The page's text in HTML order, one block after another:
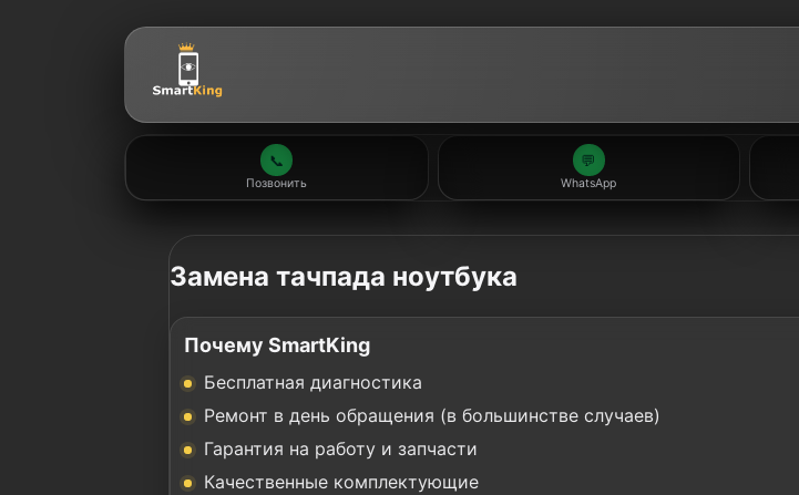
📞
Позвонить
💬
WhatsApp
Замена тачпада ноутбука
Почему SmartKing
Бесплатная диагностика
Ремонт в день обращения (в большинстве случаев)
Гарантия на работу и запчасти
Качественные комплектующие